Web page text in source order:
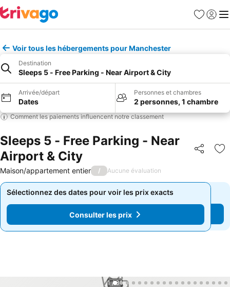
Favoris
Se
Voir tous les hébergements pour Manchester
Destination
Sleeps 5 - Free Parking - Near Airport & City
Arrivée/départ
Dates
Personnes et chambres
2 personnes, 1 chambre
Comment les paiements influencent notre classement
Sleeps 5 - Free Parking - Near
Airport & City
Partager
Maison/appartement entier / Aucune évaluation
Sélectionnez des dates pour voir les prix exacts
Consulter les prix
Sélectionnez des dates pour voir les prix exacts
Consulter les prix
1 / 31